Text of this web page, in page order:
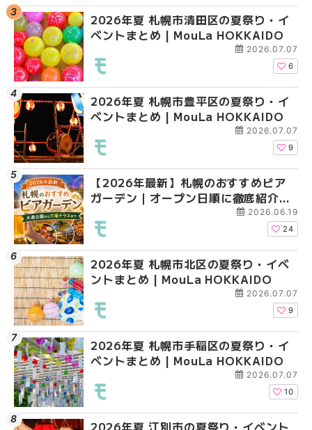
2026年夏 札幌市清田区の夏祭り・イ
ベントまとめ | MouLa HOKKAIDO
2026.07.07
6
2026年夏 札幌市豊平区の夏祭り・イ
ベントまとめ | MouLa HOKKAIDO
2026.07.07
9
【2026年最新】札幌のおすすめビア
ガーデン｜オープン日順に徹底紹介！
大通公園から穴場テラスまで | MouLa
HOKKAIDO
2026.06.19
24
2026年夏 札幌市北区の夏祭り・イベ
ントまとめ | MouLa HOKKAIDO
2026.07.07
9
2026年夏 札幌市手稲区の夏祭り・イ
ベントまとめ | MouLa HOKKAIDO
2026.07.07
10
2026年夏 札幌市白石
ベントまとめ |
2026年夏 札幌市手稲
ベントまとめ |
2026年夏 札幌市北区
ントまとめ | MouLa
2026年夏 札幌市清田
ベントまとめ |
2026年夏 札幌市豊平
ベントまとめ |
2026年夏 札幌市白石
ベントまとめ |
2026年夏 札幌市西区
ントまとめ | MouLa
2026年夏 札幌市手稲
ベントまとめ |
2026年夏 札幌市清田
ベントまとめ |
札幌の麻辣湯（マーラ
め専門店6選！本場の
新店まで徹底比較 |